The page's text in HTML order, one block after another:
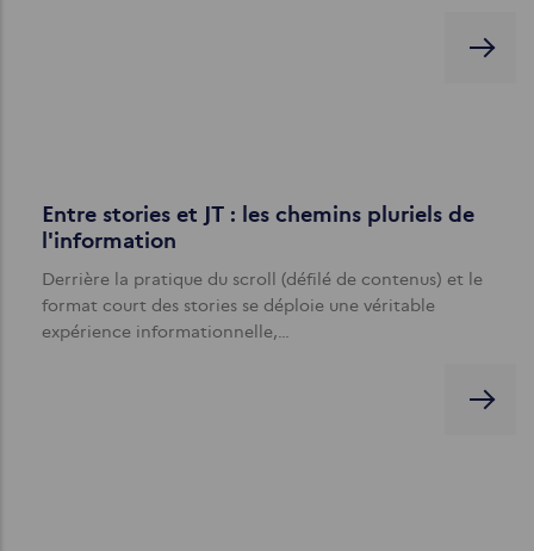
Entre stories et JT : les chemins pluriels de
l'information
Derrière la pratique du scroll (défilé de contenus) et le
format court des stories se déploie une véritable
expérience informationnelle,…